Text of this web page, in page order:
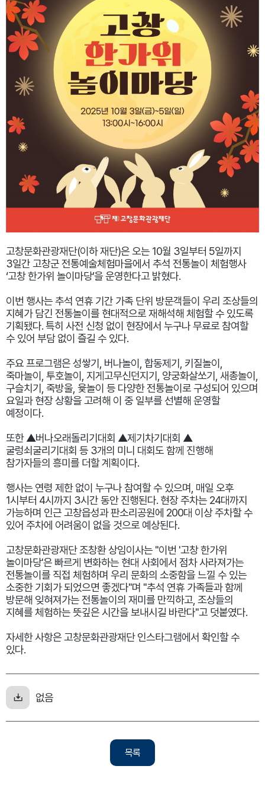
고창문화관광재단(이하 재단)은 오는 10월 3일부터 5일까지
3일간 고창군 전통예술체험마을에서 추석 전통놀이 체험행사
‘고창 한가위 놀이마당’을 운영한다고 밝혔다.
이번 행사는 추석 연휴 기간 가족 단위 방문객들이 우리 조상들의
지혜가 담긴 전통놀이를 현대적으로 재해석해 체험할 수 있도록
기획됐다. 특히 사전 신청 없이 현장에서 누구나 무료로 참여할
수 있어 부담 없이 즐길 수 있다.
주요 프로그램은 성쌓기, 버나놀이, 합동제기, 키질놀이,
죽마놀이, 투호놀이, 지게고무신던지기, 양궁화살쏘기, 새총놀이,
구슬치기, 죽방울, 윷놀이 등 다양한 전통놀이로 구성되어 있으며
요일과 현장 상황을 고려해 이 중 일부를 선별해 운영할
예정이다.
또한 ▲버나오래돌리기대회 ▲제기차기대회 ▲
굴렁쇠굴리기대회 등 3개의 미니 대회도 함께 진행해
참가자들의 흥미를 더할 계획이다.
행사는 연령 제한 없이 누구나 참여할 수 있으며, 매일 오후
1시부터 4시까지 3시간 동안 진행된다. 현장 주차는 24대까지
가능하며 인근 고창읍성과 판소리공원에 200대 이상 주차할 수
있어 주차에 어려움이 없을 것으로 예상된다.
고창문화관광재단 조창환 상임이사는 "이번 '고창 한가위
놀이마당'은 빠르게 변화하는 현대 사회에서 점차 사라져가는
전통놀이를 직접 체험하며 우리 문화의 소중함을 느낄 수 있는
소중한 기회가 되었으면 좋겠다"며 "추석 연휴 가족들과 함께
방문해 잊혀져가는 전통놀이의 재미를 만끽하고, 조상들의
지혜를 체험하는 뜻깊은 시간을 보내시길 바란다"고 덧붙였다.
자세한 사항은 고창문화관광재단 인스타그램에서 확인할 수
있다.
없음
목록